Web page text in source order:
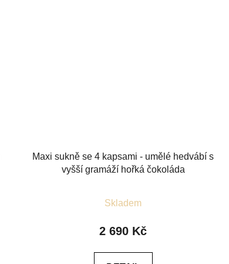
Maxi sukně se 4 kapsami - umělé hedvábí s
vyšší gramáží hořká čokoláda
hodnocení
produktu
Skladem
2 690 Kč